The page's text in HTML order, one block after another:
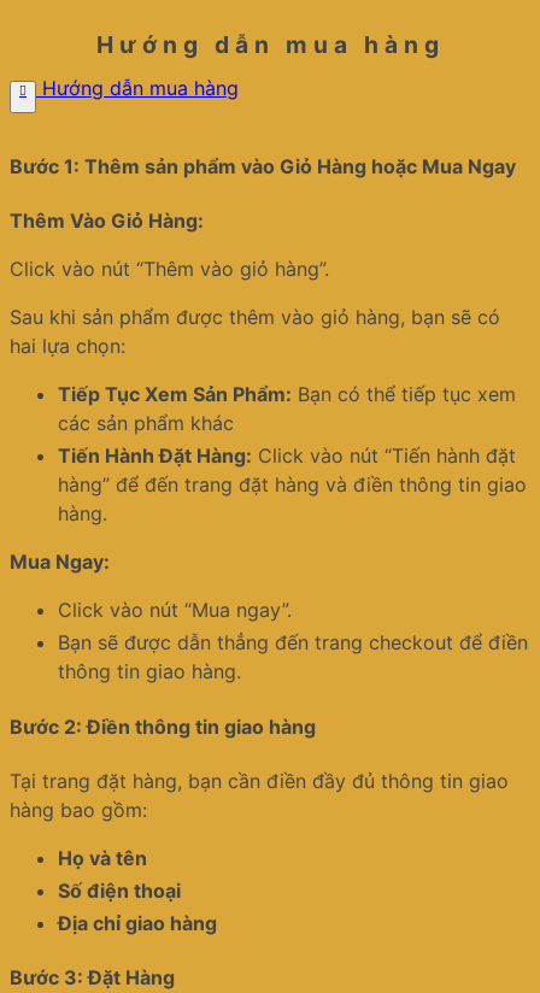
Hướng dẫn mua hàng
Hướng dẫn mua hàng
Bước 1: Thêm sản phẩm vào Giỏ Hàng hoặc Mua Ngay
Thêm Vào Giỏ Hàng:
Click vào nút “Thêm vào giỏ hàng”.
Sau khi sản phẩm được thêm vào giỏ hàng, bạn sẽ có
hai lựa chọn:
Tiếp Tục Xem Sản Phẩm: Bạn có thể tiếp tục xem
các sản phẩm khác
Tiến Hành Đặt Hàng: Click vào nút “Tiến hành đặt
hàng” để đến trang đặt hàng và điền thông tin giao
hàng.
Mua Ngay:
Click vào nút “Mua ngay”.
Bạn sẽ được dẫn thẳng đến trang checkout để điền
thông tin giao hàng.
Bước 2: Điền thông tin giao hàng
Tại trang đặt hàng, bạn cần điền đầy đủ thông tin giao
hàng bao gồm:
Họ và tên
Số điện thoại
Địa chỉ giao hàng
Bước 3: Đặt Hàng